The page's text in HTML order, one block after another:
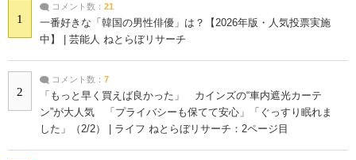
1
コメント数： 21
一番好きな「韓国の男性俳優」は？【2026年版・人気投票実施
中】 | 芸能人 ねとらぼリサーチ
2
コメント数： 7
「もっと早く買えば良かった」 カインズの“車内遮光カーテ
ン”が大人気 「プライバシーも保てて安心」「ぐっすり眠れま
した」（2/2） | ライフ ねとらぼリサーチ：2ページ目